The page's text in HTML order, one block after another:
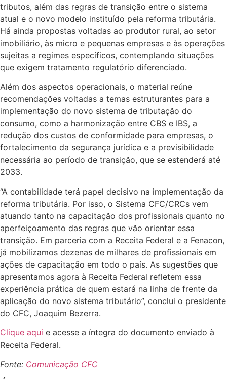
tributos, além das regras de transição entre o sistema
atual e o novo modelo instituído pela reforma tributária.
Há ainda propostas voltadas ao produtor rural, ao setor
imobiliário, às micro e pequenas empresas e às operações
sujeitas a regimes específicos, contemplando situações
que exigem tratamento regulatório diferenciado.
Além dos aspectos operacionais, o material reúne
recomendações voltadas a temas estruturantes para a
implementação do novo sistema de tributação do
consumo, como a harmonização entre CBS e IBS, a
redução dos custos de conformidade para empresas, o
fortalecimento da segurança jurídica e a previsibilidade
necessária ao período de transição, que se estenderá até
2033.
“A contabilidade terá papel decisivo na implementação da
reforma tributária. Por isso, o Sistema CFC/CRCs vem
atuando tanto na capacitação dos profissionais quanto no
aperfeiçoamento das regras que vão orientar essa
transição. Em parceria com a Receita Federal e a Fenacon,
já mobilizamos dezenas de milhares de profissionais em
ações de capacitação em todo o país. As sugestões que
apresentamos agora à Receita Federal refletem essa
experiência prática de quem estará na linha de frente da
aplicação do novo sistema tributário”, conclui o presidente
do CFC, Joaquim Bezerra.
Clique aqui e acesse a íntegra do documento enviado à
Receita Federal.
Fonte: Comunicação CFC